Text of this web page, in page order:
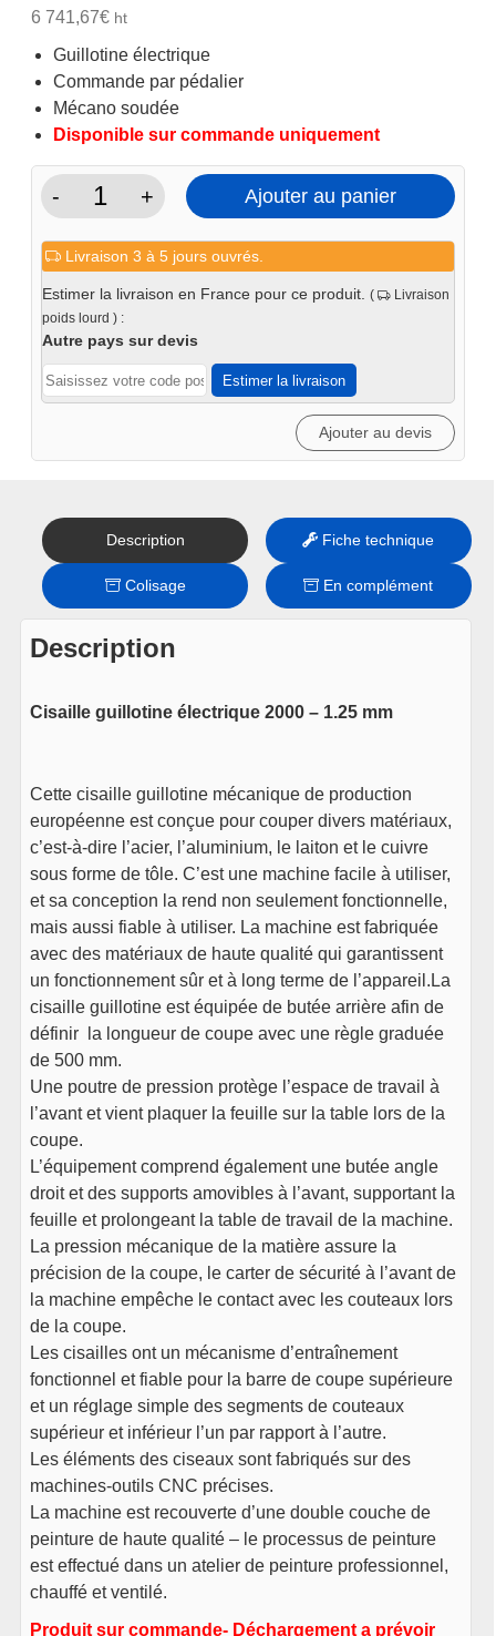
initial
était :
990€.
6 741,67€ht
Guillotine électrique
Commande par pédalier
Mécano soudée
Disponible sur commande uniquement
-
quantité
Cisaille
guillotine
PRO
2050/1.25mm
électrique
+ Ajouter au panier
Livraison 3 à 5 jours ouvrés.
Estimer la livraison en France pour ce produit. (
Livraison
poids lourd ) :
Autre pays sur devis
Estimer la livraison
Ajouter au devis
Description Fiche technique
Colisage En complément
Description
Cisaille guillotine électrique 2000 – 1.25 mm
Cette cisaille guillotine mécanique de production
européenne est conçue pour couper divers matériaux,
c’est-à-dire l’acier, l’aluminium, le laiton et le cuivre
sous forme de tôle. C’est une machine facile à utiliser,
et sa conception la rend non seulement fonctionnelle,
mais aussi fiable à utiliser. La machine est fabriquée
avec des matériaux de haute qualité qui garantissent
un fonctionnement sûr et à long terme de l’appareil.La
cisaille guillotine est équipée de butée arrière afin de
définir la longueur de coupe avec une règle graduée
de 500 mm.
Une poutre de pression protège l’espace de travail à
l’avant et vient plaquer la feuille sur la table lors de la
coupe.
L’équipement comprend également une butée angle
droit et des supports amovibles à l’avant, supportant la
feuille et prolongeant la table de travail de la machine.
La pression mécanique de la matière assure la
précision de la coupe, le carter de sécurité à l’avant de
la machine empêche le contact avec les couteaux lors
de la coupe.
Les cisailles ont un mécanisme d’entraînement
fonctionnel et fiable pour la barre de coupe supérieure
et un réglage simple des segments de couteaux
supérieur et inférieur l’un par rapport à l’autre.
Les éléments des ciseaux sont fabriqués sur des
machines-outils CNC précises.
La machine est recouverte d’une double couche de
peinture de haute qualité – le processus de peinture
est effectué dans un atelier de peinture professionnel,
chauffé et ventilé.
Produit sur commande- Déchargement a prévoir